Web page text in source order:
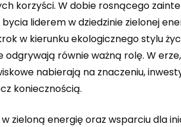
korzyści. W dobie rosnącego
liderem w dziedzinie zielonej
w kierunku ekologicznego stylu
równie ważną rolę. W
nabierają na znaczeniu,
koniecznością.
zieloną energię oraz wsparciu dla